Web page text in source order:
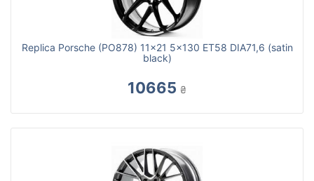
Replica Porsche (PO878) 11x21 5x130 ET58 DIA71,6 (satin
black)
10665 ₴